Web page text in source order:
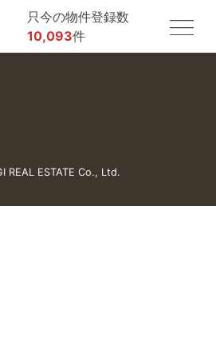
只今の物件登録数
10,093件
REAL ESTATE Co., Ltd.